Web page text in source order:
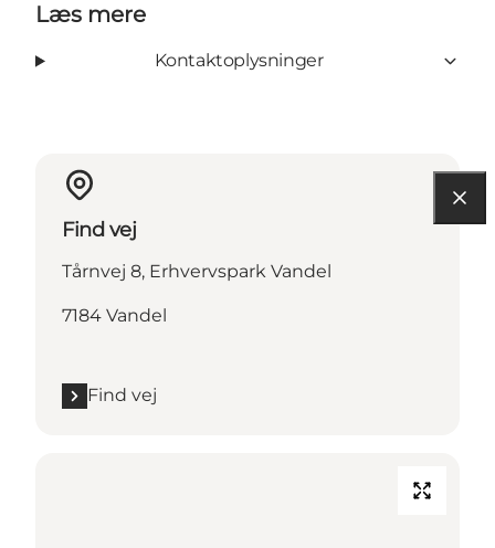
Læs mere
Kontaktoplysninger
Find vej
Tårnvej 8, Erhvervspark Vandel
7184 Vandel
Find vej